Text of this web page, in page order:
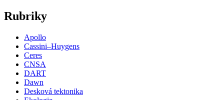
Rubriky
Apollo
Cassini–Huygens
Ceres
CNSA
DART
Dawn
Desková tektonika